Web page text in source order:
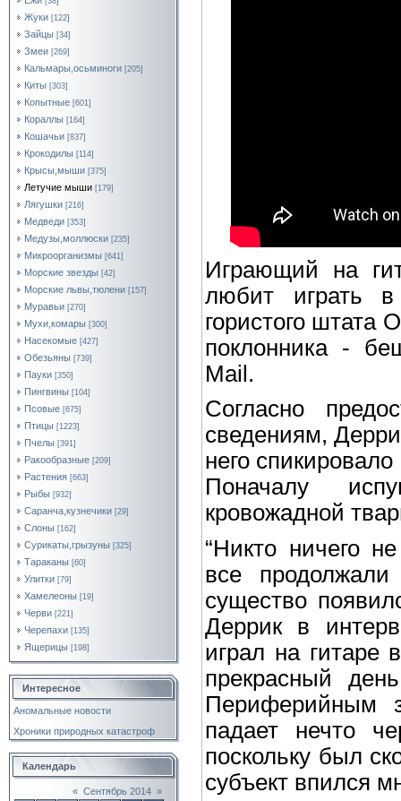
Жуки [122]
Зайцы [34]
Змеи [269]
Кальмары,осьминоги [205]
Киты [303]
Копытные [601]
Кораллы [164]
Кошачьи [837]
Крокодилы [114]
Крысы,мыши [375]
Летучие мыши [179]
Лягушки [216]
Медведи [353]
Медузы,моллюски [235]
Микроорганизмы [641]
Морские звезды [42]
Морские львы,тюлени [157]
Муравьи [270]
Мухи,комары [300]
Насекомые [427]
Обезьяны [739]
Пауки [350]
Пингвины [104]
Псовые [675]
Птицы [1223]
Пчелы [391]
Ракообразные [209]
Растения [663]
Рыбы [932]
Саранча,кузнечики [29]
Слоны [162]
Сурикаты,грызуны [325]
Тараканы [60]
Улитки [79]
Хамелеоны [19]
Черви [221]
Черепахи [135]
Ящерицы [198]
Интересное
Аномальные новости
Хроники природных катастроф
Календарь
« Сентябрь 2014 »
Играющий на
любит играть
гористого штата
поклонника -
Mail.
Согласно
сведениям,
него
Поначалу
кровожадной
“Никто ничего
все
существо
Деррик в
играл на гитаре
прекрасный
Периферийным
падает нечто
поскольку был
субъект впился